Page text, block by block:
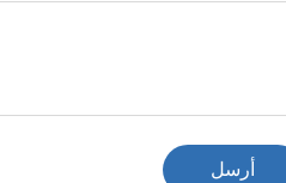
أرسل